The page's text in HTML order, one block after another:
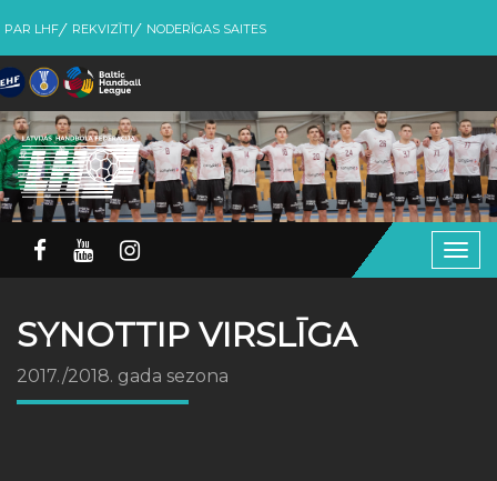
PAR LHF REKVIZĪTI NODERĪGAS SAITES
SYNOTTIP VIRSLĪGA
2017./2018. gada sezona